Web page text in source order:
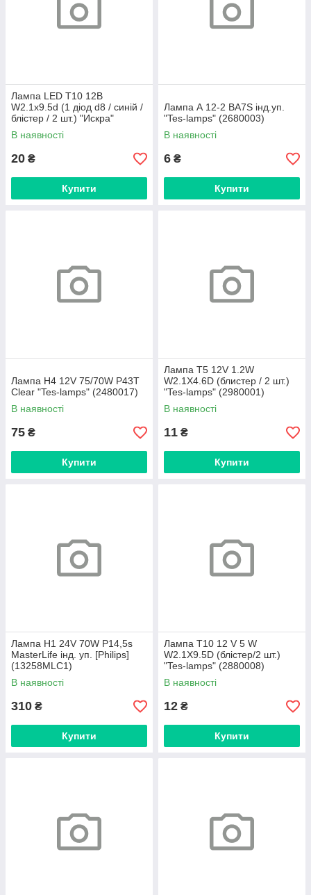
Лампа LED Т10 12В
W2.1х9.5d (1 діод d8 / синій /
блістер / 2 шт.) "Искра"
(2880013)
В наявності
20 ₴
Купити
Лампа А 12-2 BA7S інд.уп.
"Tes-lamps" (2680003)
В наявності
6 ₴
Купити
Лампа H4 12V 75/70W P43T
Clear "Tes-lamps" (2480017)
В наявності
75 ₴
Купити
Лампа T5 12V 1.2W
W2.1X4.6D (блистер / 2 шт.)
"Tes-lamps" (2980001)
В наявності
11 ₴
Купити
Лампа H1 24V 70W P14,5s
MasterLife інд. уп. [Philips]
(13258MLC1)
В наявності
310 ₴
Купити
Лампа T10 12 V 5 W
W2.1X9.5D (блістер/2 шт.)
"Tes-lamps" (2880008)
В наявності
12 ₴
Купити